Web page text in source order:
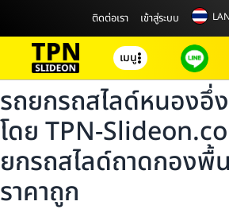
ติดต่อเรา เข้าสู่ระบบ
เมนู
รถยกรถสไลด์หนองอึ่
โดย TPN-
ยกรถสไลด์ถาดกองพื้
ราคาถูก